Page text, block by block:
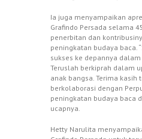
Ia juga menyampaikan
Grafindo Persada selama
penerbitan dan
peningkatan budaya baca.
sukses ke depannya
Teruslah berkiprah dalam
anak bangsa. Terima kasih
berkolaborasi dengan
peningkatan budaya baca
ucapnya.
Hetty Narulita